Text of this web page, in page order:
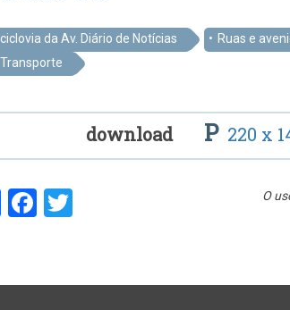
ciclovia da Av. Diário de Notícias Ruas e
Transporte
download P 220 x
O
ShareFacebook
Twitter